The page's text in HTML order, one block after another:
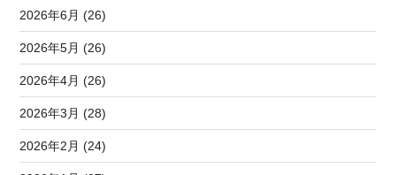
2026年6月 (26)
2026年5月 (26)
2026年4月 (26)
2026年3月 (28)
2026年2月 (24)